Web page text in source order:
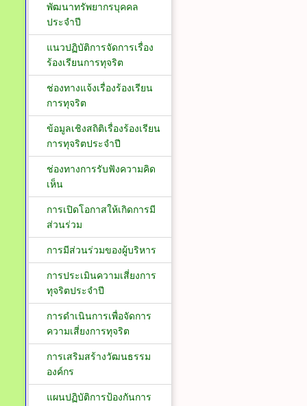
พัฒนาทรัพยากรบุคคล
ประจำปี
แนวปฏิบัติการจัดการเรื่อง
ร้องเรียนการทุจริต
ช่องทางแจ้งเรื่องร้องเรียน
การทุจริต
ข้อมูลเชิงสถิติเรื่องร้องเรียน
การทุจริตประจำปี
ช่องทางการรับฟังความคิด
เห็น
การเปิดโอกาสให้เกิดการมี
ส่วนร่วม
การมีส่วนร่วมของผู้บริหาร
การประเมินความเสี่ยงการ
ทุจริตประจำปี
การดำเนินการเพื่อจัดการ
ความเสี่ยงการทุจริต
การเสริมสร้างวัฒนธรรม
องค์กร
แผนปฏิบัติการป้องกันการ